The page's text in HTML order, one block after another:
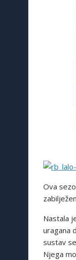
Ova
Nastala
uragana
sustav
Njega